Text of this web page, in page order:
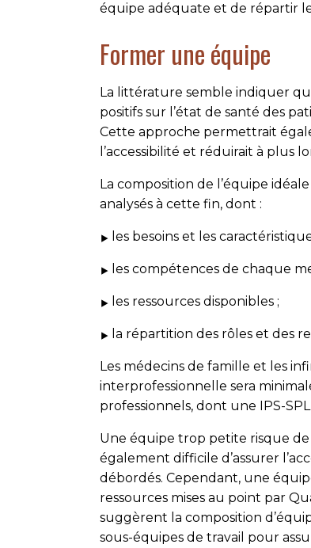
équipe adéquate et de répartir
Former une équipe
La littérature semble indiquer
positifs sur l’état de santé des
Cette approche permettrait
l’accessibilité et réduirait à plus
La composition de l’équipe
analysés à cette fin, dont :
les besoins et les
les compétences de chaque
les ressources disponibles ;
la répartition des rôles et des
Les médecins de famille et les
interprofessionnelle sera
professionnels, dont une IPS-
Une équipe trop petite risque de
également difficile d’assurer
débordés. Cependant, une
ressources mises au point par
suggèrent la composition
sous-équipes de travail pour